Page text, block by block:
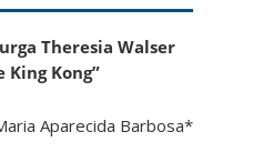
Theresia Walser
King Kong”
Aparecida Barbosa*